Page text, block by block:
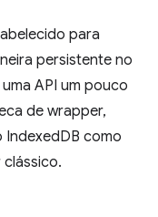
para
persistente no
API um pouco
de wrapper,
IndexedDB como